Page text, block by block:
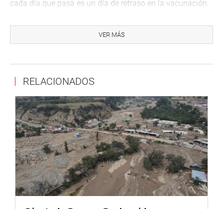
cada día que pasa es un día de retraso en la vacunación.
conducía la vacunación también renunció, por el pésimo
manejo del censurado exministro», señaló Jessica
Prensa del despacho congresal
VER MÁS
RELACIONADOS